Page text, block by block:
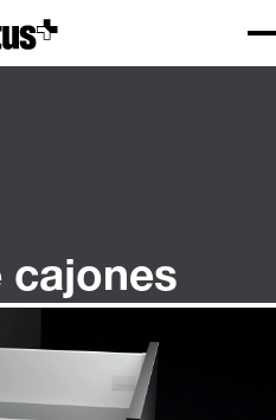
cajones